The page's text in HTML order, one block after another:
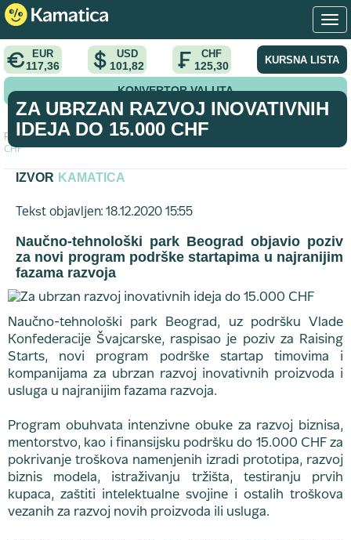
EUR
117,36
USD
101,82
CHF
125,30 KURSNA LISTA
KONVERTOR VALUTA
Početna > vest >
Za ubrzan razvoj inovativnih ideja do 15.000
CHF
ZA UBRZAN RAZVOJ INOVATIVNIH
IDEJA DO 15.000 CHF
IZVOR KAMATICA
Tekst objavljen: 18.12.2020 15:55
Naučno-tehnološki park Beograd objavio poziv
za novi program podrške startapima u najranijim
fazama razvoja
Naučno-tehnološki park Beograd, uz podršku Vlade
Konfederacije Švajcarske, raspisao je poziv za Raising
Starts, novi program podrške startap timovima i
kompanijama za ubrzan razvoj inovativnih proizvoda i
usluga u najranijim fazama razvoja.
Program obuhvata intenzivne obuke za razvoj biznisa,
mentorstvo, kao i finansijsku podršku do 15.000 CHF za
pokrivanje troškova namenjenih izradi prototipa, razvoj
biznis modela, istraživanju tržišta, testiranju prvih
kupaca, zaštiti intelektualne svojine i ostalih troškova
vezanih za razvoj novih proizvoda ili usluga.